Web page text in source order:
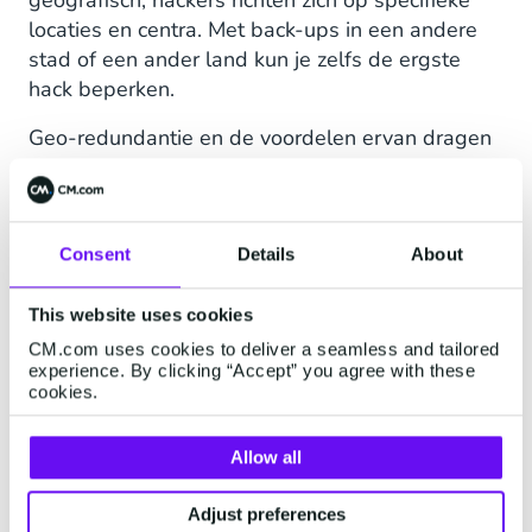
Consent Details About
This website uses cookies
CM.com uses cookies to deliver a seamless and tailored
experience. By clicking “Accept” you agree with these
cookies.
Allow all
Adjust preferences
locaties en centra. Met back-ups in een andere
stad of een ander land kun je zelfs de ergste
hack beperken.
Geo-redundantie en de voordelen ervan dragen
Het houdt medewerkers productief, klanten
tevreden en de bedrijfsvoering in
overeenstemming met de privacywetgeving. Zo
beschermt je jouw bedrijfsinformatie, de winst en
jouw reputatie.
Wat zijn geo-redundantie
strategieën?
Actief-Passief: Eenvoudig maar